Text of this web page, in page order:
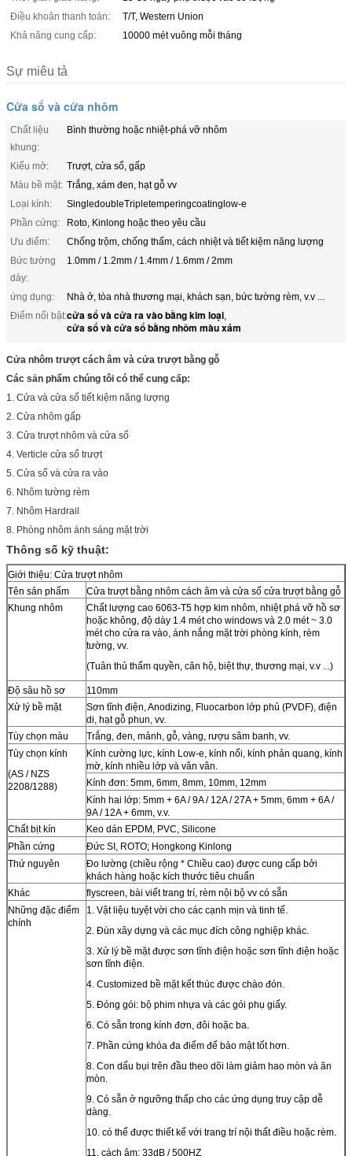
Điều khoản thanh toán:
T/T, Western Union
Khả năng cung cấp:
10000 mét vuông mỗi tháng
Sự miêu tả
Cửa sổ và cửa nhôm
Chất liệu
khung:
Bình thường hoặc nhiệt-phá vỡ nhôm
Kiểu mở:
Trượt, cửa sổ, gấp
Màu bề mặt: Trắng, xám đen, hạt gỗ vv
Loại kính:
SingledoubleTripletemperingcoatinglow-e
Phần cứng:
Roto, Kinlong hoặc theo yêu cầu
Ưu điểm:
Chống trộm, chống thấm, cách nhiệt và tiết kiệm năng lượng
Bức tường
dày:
1.0mm / 1.2mm / 1.4mm / 1.6mm / 2mm
ứng dụng:
Nhà ở, tòa nhà thương mại, khách sạn, bức tường rèm, v.v ...
Điểm nổi bật:cửa sổ và cửa ra vào bằng kim loại,
cửa sổ và cửa sổ bằng nhôm màu xám
Cửa nhôm trượt cách âm và cửa trượt bằng gỗ
Các sản phẩm chúng tôi có thể cung cấp:
1. Cửa và cửa sổ tiết kiệm năng lượng
2. Cửa nhôm gấp
3. Cửa trượt nhôm và cửa sổ
4. Verticle cửa sổ trượt
5. Cửa sổ và cửa ra vào
6. Nhôm tường rèm
7. Nhôm Hardrail
8. Phòng nhôm ánh sáng mặt trời
Thông số kỹ thuật:
Giới thiệu: Cửa trượt nhôm
Tên sản phẩm
Cửa trượt bằng nhôm cách âm và cửa sổ cửa trượt bằng gỗ
Khung nhôm
Chất lượng cao 6063-T5 hợp kim nhôm, nhiệt phá vỡ hồ sơ
hoặc không, độ dày 1.4 mét cho windows và 2.0 mét ~ 3.0
mét cho cửa ra vào, ánh nắng mặt trời phòng kính, rèm
tường, vv.
(Tuân thủ thẩm quyền, căn hộ, biệt thự, thương mại, v.v ...)
Độ sâu hồ sơ
110mm
Xử lý bề mặt
Sơn tĩnh điện, Anodizing, Fluocarbon lớp phủ (PVDF), điện
di, hạt gỗ phun, vv.
Tùy chọn màu
Trắng, đen, mảnh, gỗ, vàng, rượu sâm banh, vv.
Tùy chọn kính
(AS / NZS
2208/1288)
Kính cường lực, kính Low-e, kính nổi, kính phản quang, kính
mờ, kính nhiều lớp và vân vân.
Kính đơn: 5mm, 6mm, 8mm, 10mm, 12mm
Kính hai lớp: 5mm + 6A / 9A / 12A / 27A + 5mm, 6mm + 6A /
9A / 12A + 6mm, v.v.
Chất bịt kín
Keo dán EPDM, PVC, Silicone
Phần cứng
Đức SI, ROTO; Hongkong Kinlong
Thứ nguyên
Đo lường (chiều rộng * Chiều cao) được cung cấp bởi
khách hàng hoặc kích thước tiêu chuẩn
Khác
flyscreen, bài viết trang trí, rèm nội bộ vv có sẵn
Những đặc điểm
chính
1. Vật liệu tuyệt vời cho các cạnh mịn và tinh tế.
2. Đùn xây dựng và các mục đích công nghiệp khác.
3. Xử lý bề mặt được sơn tĩnh điện hoặc sơn tĩnh điện hoặc
sơn tĩnh điện.
4. Customized bề mặt kết thúc được chào đón.
5. Đóng gói: bộ phim nhựa và các gói phụ giấy.
6. Có sẵn trong kính đơn, đôi hoặc ba.
7. Phần cứng khóa đa điểm để bảo mật tốt hơn.
8. Con dấu bụi trên đầu theo dõi làm giảm hao mòn và ăn
mòn.
9. Có sẵn ở ngưỡng thấp cho các ứng dụng truy cập dễ
dàng.
10. có thể được thiết kế với trang trí nội thất điều hoặc rèm.
11. cách âm: 33dB / 500HZ